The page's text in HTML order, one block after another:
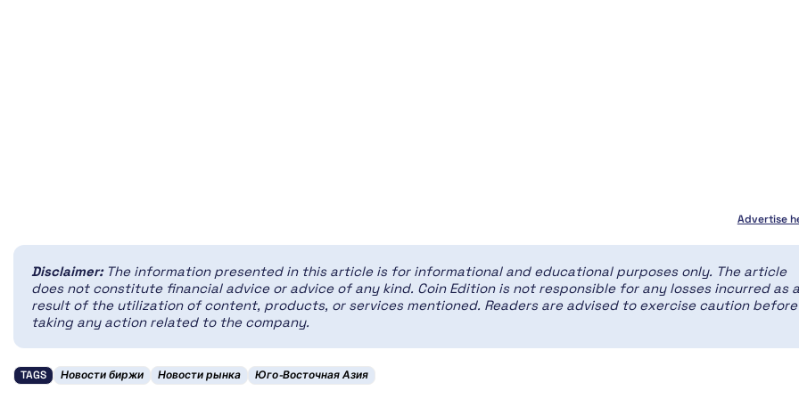
Advertise
Disclaimer: The information presented in this article is for informational and educational purposes only. The article
does not constitute financial advice or advice of any kind. Coin Edition is not responsible for any losses incurred as a
result of the utilization of content, products, or services mentioned. Readers are advised to exercise caution before
taking any action related to the company.
TAGS Новости биржи Новости рынка Юго-Восточная Азия